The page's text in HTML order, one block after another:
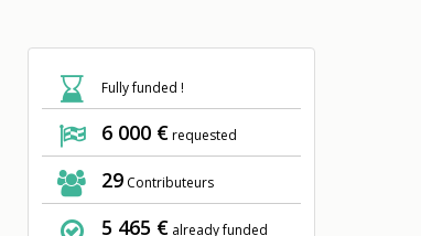
Fully funded !
6 000 €requested
29 Contributeurs
5 465 € already funded